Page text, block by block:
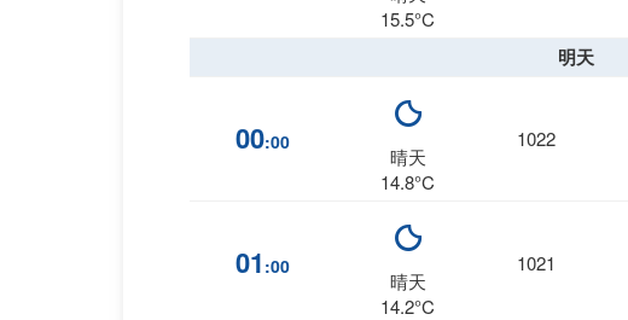
15.5°C
明天
00:00
晴天
14.8°C
1022
01 :00
晴天
14.2°C
1021